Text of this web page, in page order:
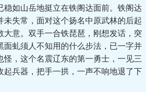
如山岳地挺立在铁阁达面前。铁阁达
未失常，面对这个扬名中原武林的后起
大意。双手一合铁琵琶，刚想发话，突
面虬须人不知用的什么步法，已一字并
怪，这个名震辽东的第一勇士，一见三
起兵器，把手一拱，一声不响地退了下